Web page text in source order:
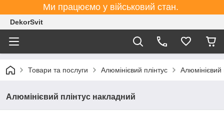
Ми працюємо у військовий стан.
DekorSvit
Товари та послуги Алюмінієвий плінтус Алюмінієвий
Алюмінієвий плінтус накладний